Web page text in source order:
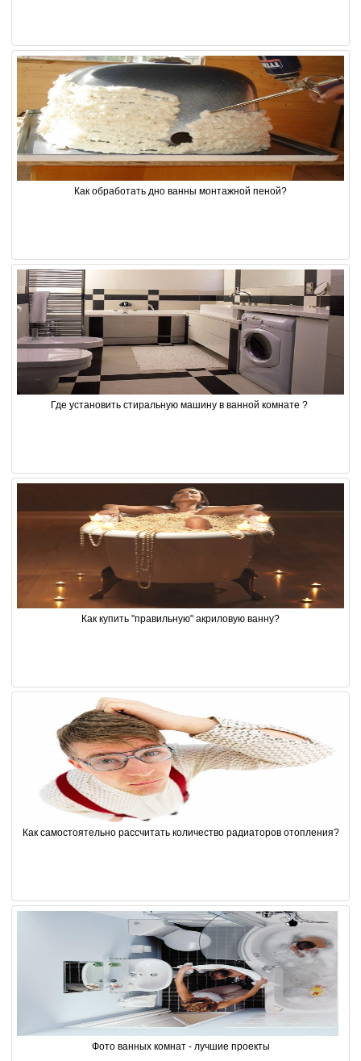
Как обработать дно ванны монтажной пеной?
Где установить стиральную машину в ванной комнате ?
Как купить "правильную" акриловую ванну?
Как самостоятельно рассчитать количество радиаторов отопления?
Фото ванных комнат - лучшие проекты